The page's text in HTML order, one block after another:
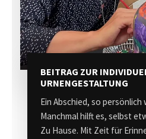
BEITRAG ZUR
URNENGESTALTUNG
Ein Abschied, so persönlich
Manchmal hilft es, selbst
Zu Hause. Mit Zeit für